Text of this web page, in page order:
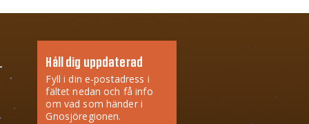
Håll dig uppdaterad
Fyll i din e-postadress i
fältet nedan och få info
om vad som händer i
Gnosjöregionen.